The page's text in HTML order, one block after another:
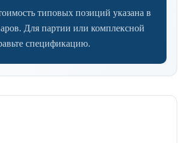
типовых позиций указана в
Для партии или комплексной
спецификацию.